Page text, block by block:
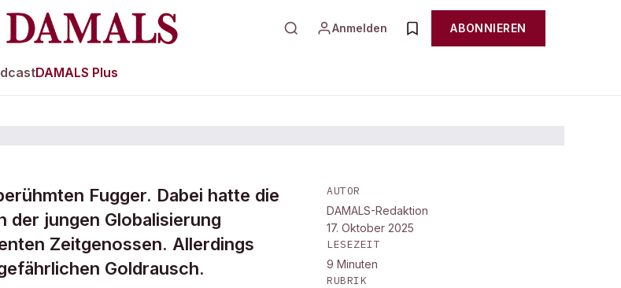
Anmelden ABONNIEREN
DAMALS Plus
Fugger. Dabei hatte die
der jungen Globalisierung
Zeitgenossen. Allerdings
Goldrausch.
AUTOR
DAMALS-Redaktion
17. Oktober 2025
LESEZEIT
9 Minuten
RUBRIK